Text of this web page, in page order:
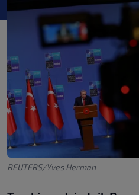
REUTERS/Yves Herman